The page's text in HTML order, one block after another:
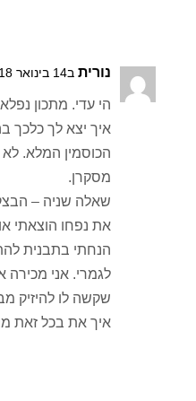
נורית ב14 בינואר 2018 ב9:48
הי עדי. מתכון
איך יצא לך כלכך
הכוסמין המלא.
מסקרן.
שאלה שניה –
את נפחו הוצאתי
הנחתי בתבנית
לגמרי. אני מכירה
שקשה לו להיזיק
איך את בכל זאת